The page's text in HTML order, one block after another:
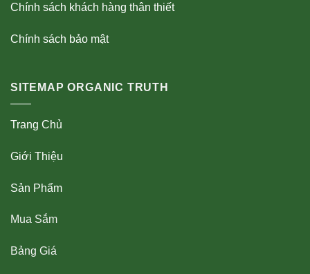
Chính sách khách hàng thân thiết
Chính sách bảo mật
SITEMAP ORGANIC TRUTH
Trang Chủ
Giới Thiệu
Sản Phẩm
Mua Sắm
Bảng Giá